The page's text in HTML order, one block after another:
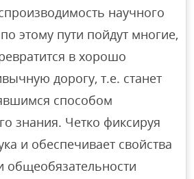
научного
этому пути пойдут многие,
в хорошо
дорогу, т.е. станет
способом
знания. Четко фиксируя
и обеспечивает свойства
общеобязательности